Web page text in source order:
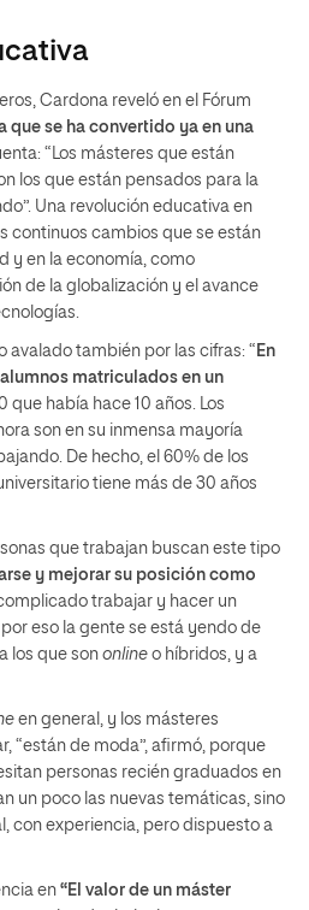
Cardona reveló en el Fórum
que se ha convertido ya en una
“Los másteres que están
los que están pensados para la
Una revolución educativa en
continuos cambios que se están
y en la economía, como
de la globalización y el avance
avalado también por las cifras: “ En
matriculados en un
que había hace 10 años. Los
son en su inmensa mayoría
De hecho, el 60% de los
tiene más de 30 años
que trabajan buscan este tipo
y mejorar su posición como
complicado trabajar y hacer un
eso la gente se está yendo de
los que son online o híbridos, y a
en general, y los másteres
“están de moda”, afirmó, porque
personas recién graduados en
un poco las nuevas temáticas, sino
con experiencia, pero dispuesto a
en “El valor de un máster